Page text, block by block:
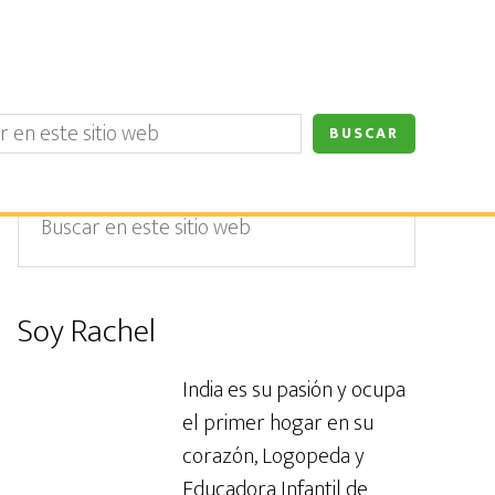
Barra
lateral
Buscar
este
web
Soy Rachel
India es su pasión y ocupa
el primer hogar en su
corazón, Logopeda y